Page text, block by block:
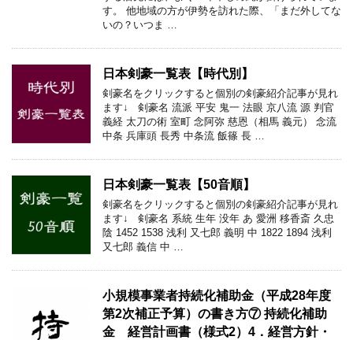
す。 他地域の方が伊勢を訪れた際、「まだ外してな
いの？いつま …
日本剣豪一覧表【時代別】
剣豪名をクリックすると個別の剣豪紹介記事が見れ
ます↓ 剣豪名 流派 平安 鬼一 法眼 京八流 源 判官
義経 太刀の術 室町 念阿弥 慈恩（相馬 義元） 念流
中条 兵庫頭 長秀 中条流 飯篠 長 …
日本剣豪一覧表【50音順】
剣豪名をクリックすると個別の剣豪紹介記事が見れ
ます↓ 剣豪名 系統 生年 没年 あ 愛洲 移香斎 久忠
陰 1452 1538 浅利 又七郎 義明 中 1822 1894 浅利
又七郎 義信 中 …
小規模事業者持続化補助金（平成28年度
第2次補正予算）の書き方⑦ 持続化補助
金 経営計画書（様式2）4．経営方針・